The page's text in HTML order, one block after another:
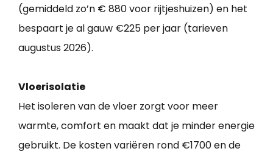
(gemiddeld zo’n € 880 voor rijtjeshuizen) en het
bespaart je al gauw €225 per jaar (tarieven
augustus 2026).
Vloerisolatie
Het isoleren van de vloer zorgt voor meer
warmte, comfort en maakt dat je minder energie
gebruikt. De kosten variëren rond €1700 en de